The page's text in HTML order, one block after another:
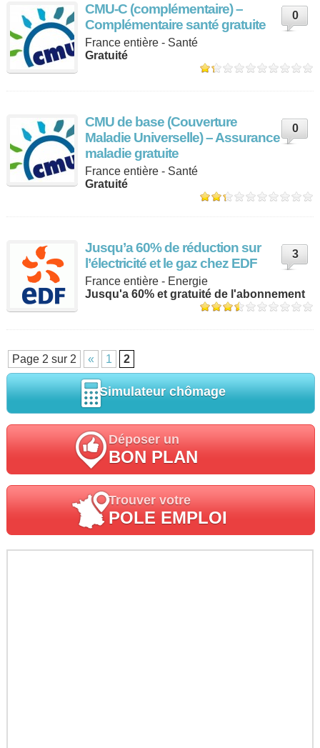
CMU-C (complémentaire) –
Complémentaire santé gratuite
0
France entière - Santé
Gratuité
CMU de base (Couverture
Maladie Universelle) – Assurance
maladie gratuite
0
France entière - Santé
Gratuité
Jusqu’a 60% de réduction sur
l’électricité et le gaz chez EDF
3
France entière - Energie
Jusqu'a 60% et gratuité de l'abonnement
Page 2 sur 2 « 1 2
Simulateur chômage
Déposer un
BON PLAN
Trouver votre
POLE EMPLOI